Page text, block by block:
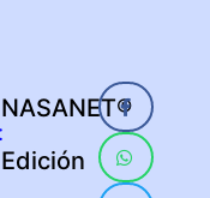
NASANET®
Edición